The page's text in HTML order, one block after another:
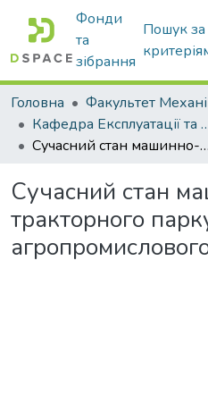
Фонди
та
зібрання
Пошук за
Головна
Кафедра Експлуатації
Cучасний стан машинно-тракторного парку підприємтсв агропромислового комплексу
Cучасний стан
тракторного